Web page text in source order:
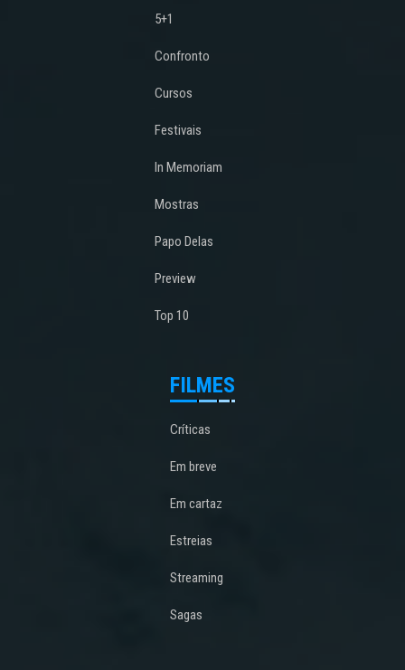
5+1
Confronto
Cursos
Festivais
In Memoriam
Mostras
Papo Delas
Preview
Top 10
FILMES
Críticas
Em breve
Em cartaz
Estreias
Streaming
Sagas